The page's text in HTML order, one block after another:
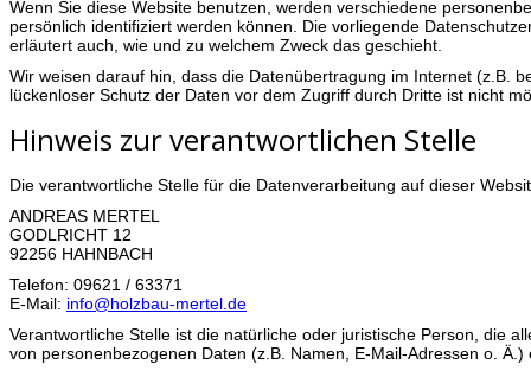
Wenn Sie diese Website benutzen, werden verschiedene
persönlich identifiziert werden können. Die vorliegende
erläutert auch, wie und zu welchem Zweck das geschieht.
Wir weisen darauf hin, dass die Datenübertragung im Internet (z.B.
lückenloser Schutz der Daten vor dem Zugriff durch Dritte ist nicht
Hinweis zur verantwortlichen Stelle
Die verantwortliche Stelle für die Datenverarbeitung auf dieser
ANDREAS MERTEL
GODLRICHT 12
92256 HAHNBACH
Telefon: 09621 / 63371
E-Mail: info@holzbau-mertel.de
Verantwortliche Stelle ist die natürliche oder juristische Person, die
von personenbezogenen Daten (z.B. Namen, E-Mail-Adressen o. Ä.)